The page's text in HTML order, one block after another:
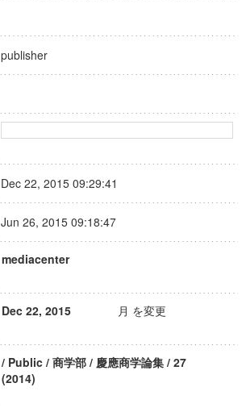
publisher
Dec 22, 2015 09:29:41
Jun 26, 2015 09:18:47
mediacenter
Dec 22, 2015 月 を変更
/ Public / 商学部 / 慶應商学論集 / 27
(2014)